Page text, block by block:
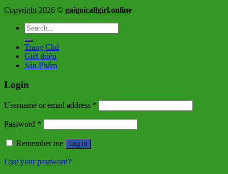
Copyright 2026 © gaigoicallgirl.online
Search
for:
Trang Chủ
Giới thiệu
Sản Phẩm
Login
Username or email address *
Password *
Remember me Log in
Lost your password?